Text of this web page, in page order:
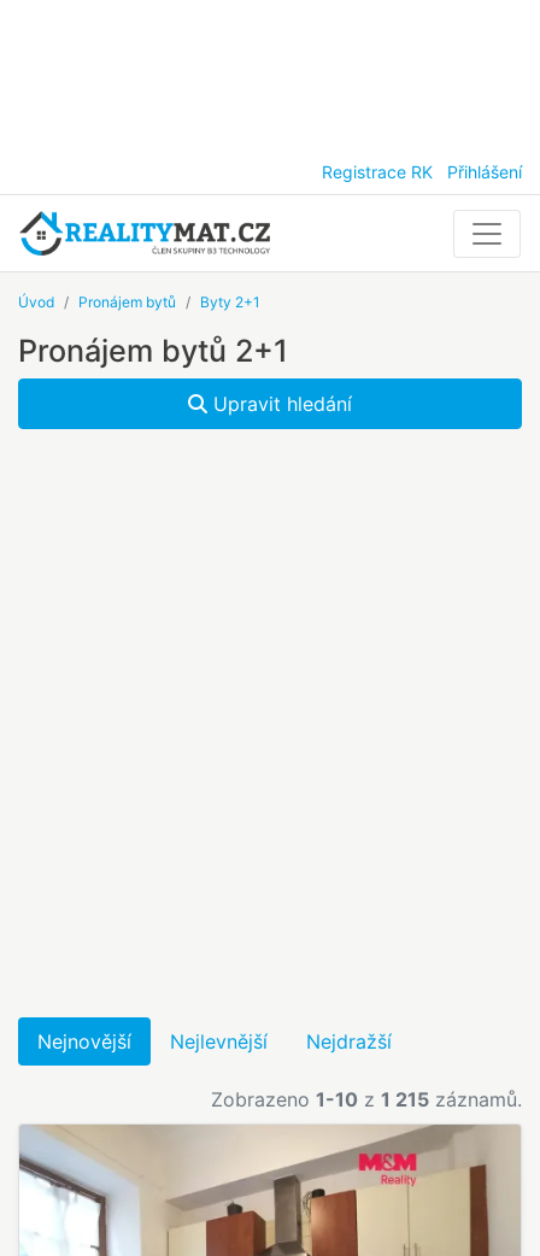
Registrace RK Přihlášení
Úvod Pronájem bytů Byty 2+1
Pronájem bytů 2+1
Upravit hledání
Nejnovější Nejlevnější Nejdražší
Zobrazeno 1-10 z 1 215 záznamů.